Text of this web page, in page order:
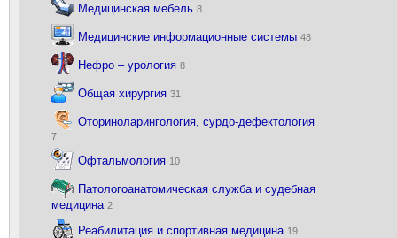
Медицинская мебель 8
Медицинские информационные системы 48
Нефро – урология 8
Общая хирургия 31
Оториноларингология, сурдо-дефектология
7
Офтальмология 10
Патологоанатомическая служба и судебная
медицина 2
Реабилитация и спортивная медицина 19